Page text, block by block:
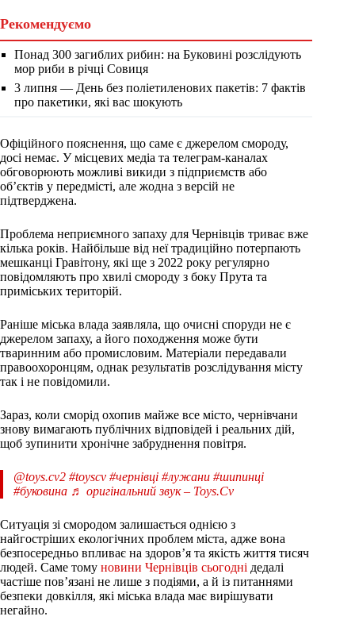
Рекомендуємо
Понад 300 загиблих рибин: на Буковині розслідують
мор риби в річці Совиця
3 липня — День без поліетиленових пакетів: 7 фактів
про пакетики, які вас шокують
Офіційного пояснення, що саме є джерелом смороду,
досі немає. У місцевих медіа та телеграм-каналах
обговорюють можливі викиди з підприємств або
об’єктів у передмісті, але жодна з версій не
підтверджена.
Проблема неприємного запаху для Чернівців триває вже
кілька років. Найбільше від неї традиційно потерпають
мешканці Гравітону, які ще з 2022 року регулярно
повідомляють про хвилі смороду з боку Прута та
приміських територій.
Раніше міська влада заявляла, що очисні споруди не є
джерелом запаху, а його походження може бути
тваринним або промисловим. Матеріали передавали
правоохоронцям, однак результатів розслідування місту
так і не повідомили.
Зараз, коли сморід охопив майже все місто, чернівчани
знову вимагають публічних відповідей і реальних дій,
щоб зупинити хронічне забруднення повітря.
@toys.cv2 #toyscv #чернівці #лужани #шипинці
#буковина ♬ оригінальний звук – Toys.Cv
Ситуація зі смородом залишається однією з
найгостріших екологічних проблем міста, адже вона
безпосередньо впливає на здоров’я та якість життя тисяч
людей. Саме тому новини Чернівців сьогодні дедалі
частіше пов’язані не лише з подіями, а й із питаннями
безпеки довкілля, які міська влада має вирішувати
негайно.